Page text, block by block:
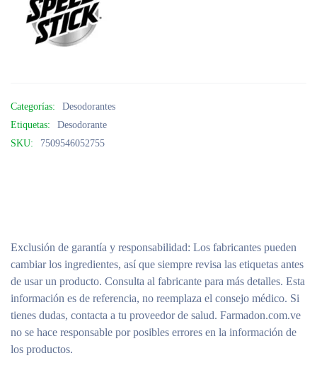
Categorías:
Desodorantes
Etiquetas:
Desodorante
SKU:
7509546052755
Exclusión de garantía y responsabilidad: Los fabricantes pueden
cambiar los ingredientes, así que siempre revisa las etiquetas antes
de usar un producto. Consulta al fabricante para más detalles. Esta
información es de referencia, no reemplaza el consejo médico. Si
tienes dudas, contacta a tu proveedor de salud. Farmadon.com.ve
no se hace responsable por posibles errores en la información de
los productos.